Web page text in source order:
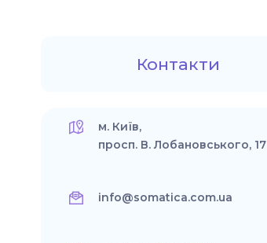
Контакти
м. Київ,
просп. В. Лобановського, 17
info@somatica.com.ua